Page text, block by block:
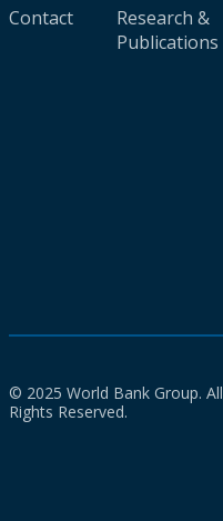
Contact
Research &
Publications
© 2025 World Bank Group. All
Rights Reserved.